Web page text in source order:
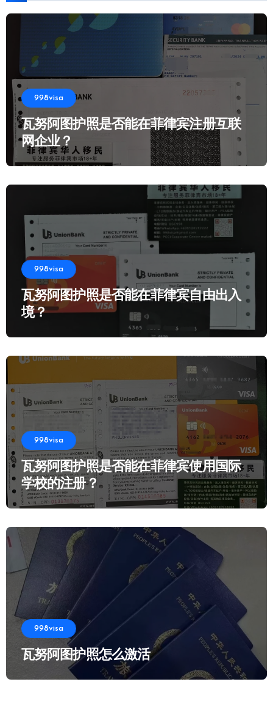
998visa
瓦努阿图护照是否能在菲律宾注册互联
网企业？
998visa
瓦努阿图护照是否能在菲律宾自由出入
境？
998visa
瓦努阿图护照是否能在菲律宾使用国际
学校的注册？
998visa
瓦努阿图护照怎么激活